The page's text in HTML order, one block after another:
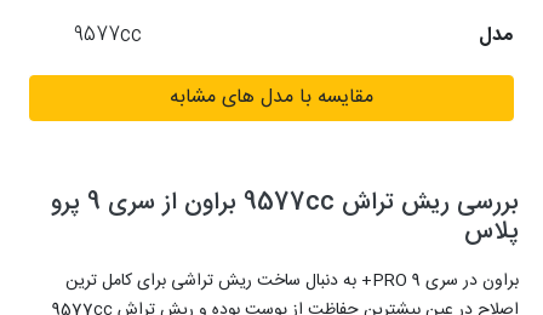
مدل
9577cc
مقایسه با مدل های مشابه
بررسی ریش تراش 9577cc براون از سری 9 پرو
پلاس
براون در سری 9 PRO+ به دنبال ساخت ریش تراشی برای کامل ترین